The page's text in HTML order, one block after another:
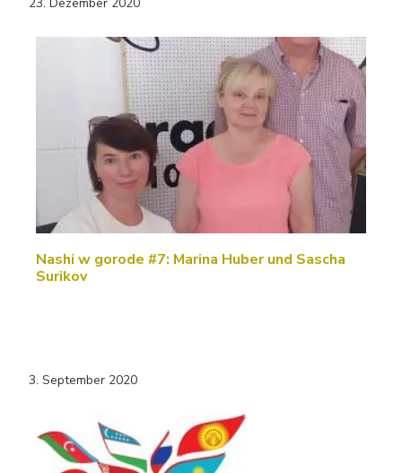
Nashi w gorode #7: Marina Huber und Sascha
Surikov
3. September 2020